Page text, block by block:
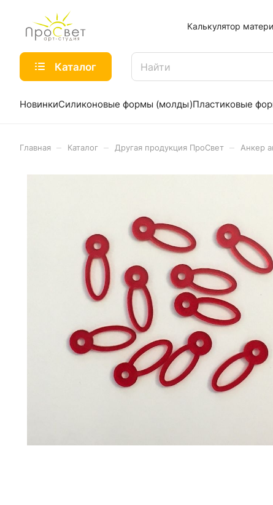
Калькулятор
Каталог
НовинкиСиликоновые формы (молды)Пластиковые
Главная Каталог Другая продукция ПроСвет Анкер